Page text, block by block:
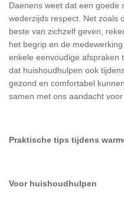
Daenens weet dat een goede
wederzijds respect. Net zoals
beste van zichzelf geven,
het begrip en de
enkele eenvoudige afspraken
dat huishoudhulpen ook
gezond en comfortabel
samen met ons aandacht voor
Praktische tips tijdens
Voor huishoudhulpen